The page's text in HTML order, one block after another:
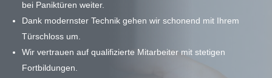
bei Paniktüren weiter.
Dank modernster Technik gehen wir schonend mit Ihrem
Türschloss um.
Wir vertrauen auf qualifizierte Mitarbeiter mit stetigen
Fortbildungen.